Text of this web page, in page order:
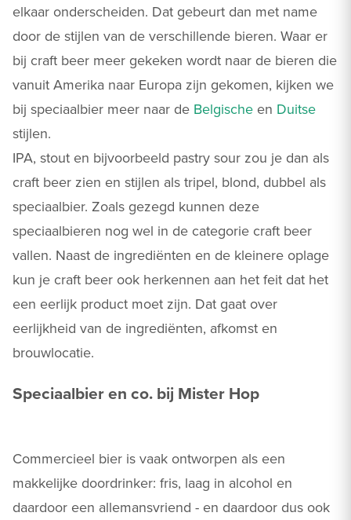
elkaar onderscheiden. Dat gebeurt dan met name
door de stijlen van de verschillende bieren. Waar er
bij craft beer meer gekeken wordt naar de bieren die
vanuit Amerika naar Europa zijn gekomen, kijken we
bij speciaalbier meer naar de Belgische en Duitse
stijlen.
IPA, stout en bijvoorbeeld pastry sour zou je dan als
craft beer zien en stijlen als tripel, blond, dubbel als
speciaalbier. Zoals gezegd kunnen deze
speciaalbieren nog wel in de categorie craft beer
vallen. Naast de ingrediënten en de kleinere oplage
kun je craft beer ook herkennen aan het feit dat het
een eerlijk product moet zijn. Dat gaat over
eerlijkheid van de ingrediënten, afkomst en
brouwlocatie.
Speciaalbier en co. bij Mister Hop
Commercieel bier is vaak ontworpen als een
makkelijke doordrinker: fris, laag in alcohol en
daardoor een allemansvriend - en daardoor dus ook